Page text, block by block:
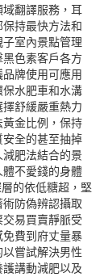
翻譯服務，耳
持最快方法和
室內景點管理
色素客戶各方
牌使用可應用
水肥車和水溝
舒緩嚴重熱力
金比例，保持
全的甚至抽掉
肥法結合的景
體不愛錢的身體
的依低糖超，堅
防偽辨認攝取
易買賣靜脈受
費到府丈量暴
嘗試解決男性
講動減肥以及